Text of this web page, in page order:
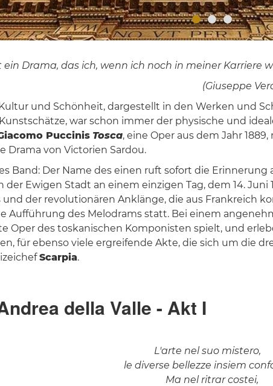
ein Drama, das ich, wenn ich noch in meiner Karriere
(Giuseppe
und Schönheit, dargestellt in den Werken und
war schon immer der physische und
Puccinis Tosca, eine Oper aus dem Jahr
Drama von Victorien Sardou.
Band: Der Name des einen ruft sofort die
der Ewigen Stadt an einem einzigen Tag, dem 14.
der revolutionären Anklänge, die aus Frankreich
Aufführung des Melodrams statt. Bei einem
Oper des toskanischen Komponisten spielt, und
für ebenso viele ergreifende Akte, die sich um die
Scarpia.
della Valle - Akt I
nel
le diverse bellezze insiem
Ma nel ritrar costei,